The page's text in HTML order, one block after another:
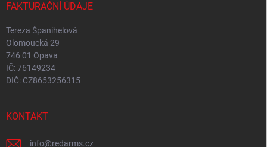
FAKTURAČNÍ ÚDAJE
Tereza Španihelová
Olomoucká 29
746 01 Opava
IČ: 76149234
DIČ: CZ8653256315
KONTAKT
info@redarms.cz